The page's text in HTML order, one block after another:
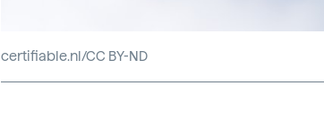
certifiable.nl/CC BY-ND